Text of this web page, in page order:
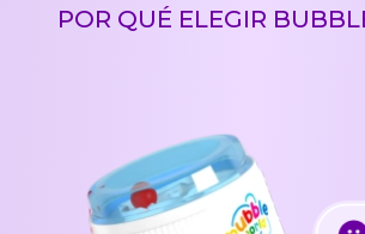
POR QUÉ ELEGIR